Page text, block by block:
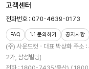
(주) 사운드캣ㆍ대표 박상화 주소 :
2가, 삼성빌딩)
고객센터
전화번호 : 070-4639-0173
FAQ 1:1 문의하기 공지사항